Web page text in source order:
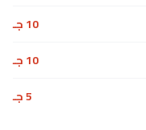
10 جـ
10 جـ
5 جـ